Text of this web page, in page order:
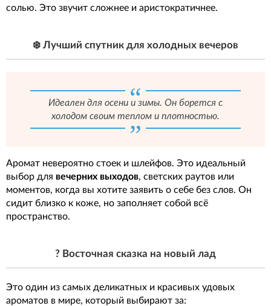
солью. Это звучит сложнее и аристократичнее.
❄️ Лучший спутник для холодных вечеров
Идеален для осени и зимы. Он борется с
холодом своим теплом и плотностью.
Аромат невероятно стоек и шлейфов. Это идеальный
выбор для вечерних выходов, светских раутов или
моментов, когда вы хотите заявить о себе без слов. Он
сидит близко к коже, но заполняет собой всё
пространство.
? Восточная сказка на новый лад
Это один из самых деликатных и красивых удовых
ароматов в мире, который выбирают за: